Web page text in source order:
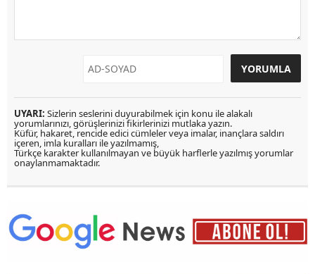
UYARI: Sizlerin seslerini duyurabilmek için konu ile alakalı
yorumlarınızı, görüşlerinizi fikirlerinizi mutlaka yazın.
Küfür, hakaret, rencide edici cümleler veya imalar, inançlara saldırı
içeren, imla kuralları ile yazılmamış,
Türkçe karakter kullanılmayan ve büyük harflerle yazılmış yorumlar
onaylanmamaktadır.